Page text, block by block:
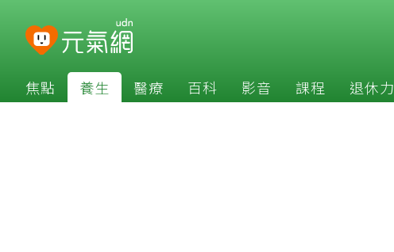
焦點 養生 醫療 百科 影音 課程 退休力